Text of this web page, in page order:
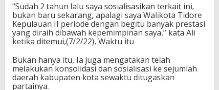
“Sudah 2 tahun lalu saya sosialisasikan terkait ini,
bukan baru sekarang, apalagi saya Walikota Tidore
Kepulauan II periode dengan begitu banyak prestasi
yang diraih dibawah kepemimpinan saya,” kata Ali
ketika ditemui,(7/2/22), Waktu itu
Bukan hanya itu, Ia juga mengatakan telah
melakukan konsolidasi dan sosialisasi ke sejumlah
daerah kabupaten kota sewaktu ditugaskan
partainya.